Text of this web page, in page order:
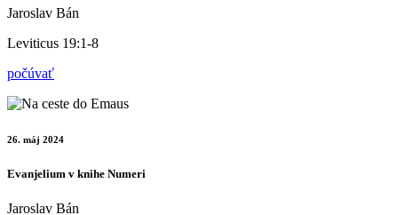
Jaroslav Bán
Leviticus 19:1-8
počúvať
26. máj 2024
Evanjelium v knihe Numeri
Jaroslav Bán